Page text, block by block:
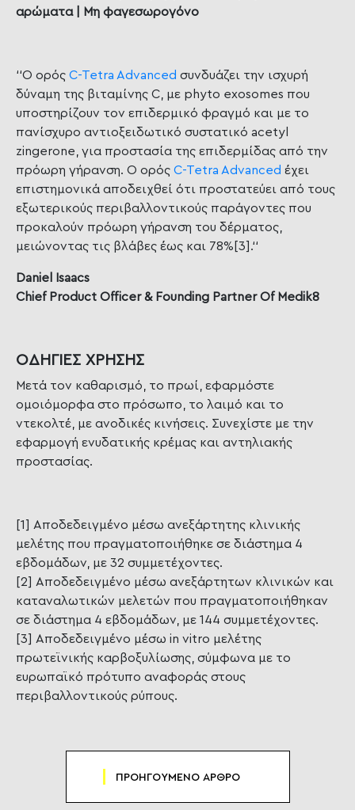
αρώματα | Μη φαγεσωρογόνο
‘‘Ο ορός C-Tetra Advanced συνδυάζει την ισχυρή
δύναμη της βιταμίνης C, με phyto exosomes που
υποστηρίζουν τον επιδερμικό φραγμό και με το
πανίσχυρο αντιοξειδωτικό συστατικό acetyl
zingerone, για προστασία της επιδερμίδας από την
πρόωρη γήρανση. Ο ορός C-Tetra Advanced έχει
επιστημονικά αποδειχθεί ότι προστατεύει από τους
εξωτερικούς περιβαλλοντικούς παράγοντες που
προκαλούν πρόωρη γήρανση του δέρματος,
μειώνοντας τις βλάβες έως και 78%[3].‘‘
Daniel Isaacs
Chief Product Officer & Founding Partner Of Medik8
ΟΔΗΓΙΕΣ ΧΡΗΣΗΣ
Μετά τον καθαρισμό, το πρωί, εφαρμόστε
ομοιόμορφα στο πρόσωπο, το λαιμό και το
ντεκολτέ, με ανοδικές κινήσεις. Συνεχίστε με την
εφαρμογή ενυδατικής κρέμας και αντηλιακής
προστασίας.
[1] Αποδεδειγμένο μέσω ανεξάρτητης κλινικής
μελέτης που πραγματοποιήθηκε σε διάστημα 4
εβδομάδων, με 32 συμμετέχοντες.
[2] Αποδεδειγμένο μέσω ανεξάρτητων κλινικών και
καταναλωτικών μελετών που πραγματοποιήθηκαν
σε διάστημα 4 εβδομάδων, με 144 συμμετέχοντες.
[3] Αποδεδειγμένο μέσω in vitro μελέτης
πρωτεϊνικής καρβοξυλίωσης, σύμφωνα με το
ευρωπαϊκό πρότυπο αναφοράς στους
περιβαλλοντικούς ρύπους.
ΠΡΟΗΓΟΥΜΕΝΟ ΑΡΘΡΟ